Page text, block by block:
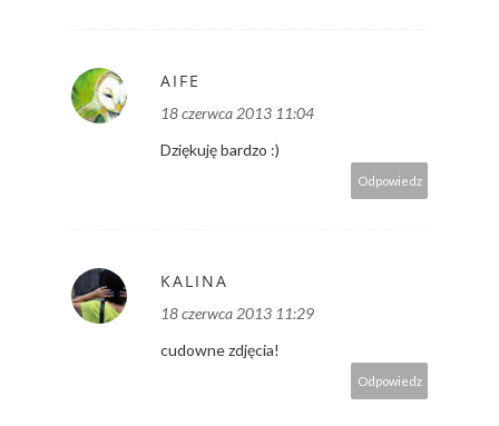
AIFE
18 czerwca 2013 11:04
Dziękuję bardzo :)
Odpowiedz
KALINA
18 czerwca 2013 11:29
cudowne zdjęcia!
Odpowiedz